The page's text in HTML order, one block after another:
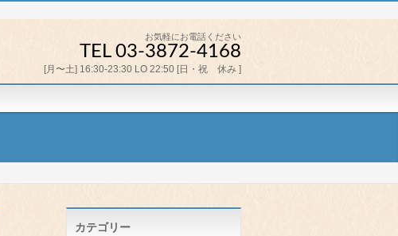
お気軽にお電話ください
TEL 03-3872-4168
[月〜土] 16:30-23:30 LO 22:50 [日・祝 休み ]
カテゴリー